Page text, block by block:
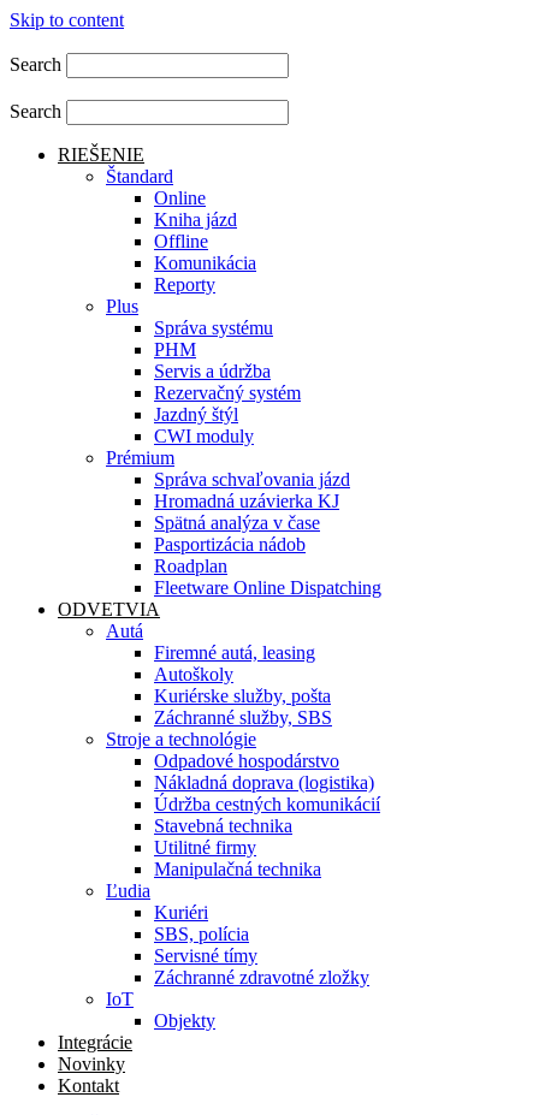
Skip to content
Search
Search
RIEŠENIE
Štandard
Online
Kniha jázd
Offline
Komunikácia
Reporty
Plus
Správa systému
PHM
Servis a údržba
Rezervačný systém
Jazdný štýl
CWI moduly
Prémium
Správa schvaľovania jázd
Hromadná uzávierka KJ
Spätná analýza v čase
Pasportizácia nádob
Roadplan
Fleetware Online Dispatching
ODVETVIA
Autá
Firemné autá, leasing
Autoškoly
Kuriérske služby, pošta
Záchranné služby, SBS
Stroje a technológie
Odpadové hospodárstvo
Nákladná doprava (logistika)
Údržba cestných komunikácií
Stavebná technika
Utilitné firmy
Manipulačná technika
Ľudia
Kuriéri
SBS, polícia
Servisné tímy
Záchranné zdravotné zložky
IoT
Objekty
Integrácie
Novinky
Kontakt